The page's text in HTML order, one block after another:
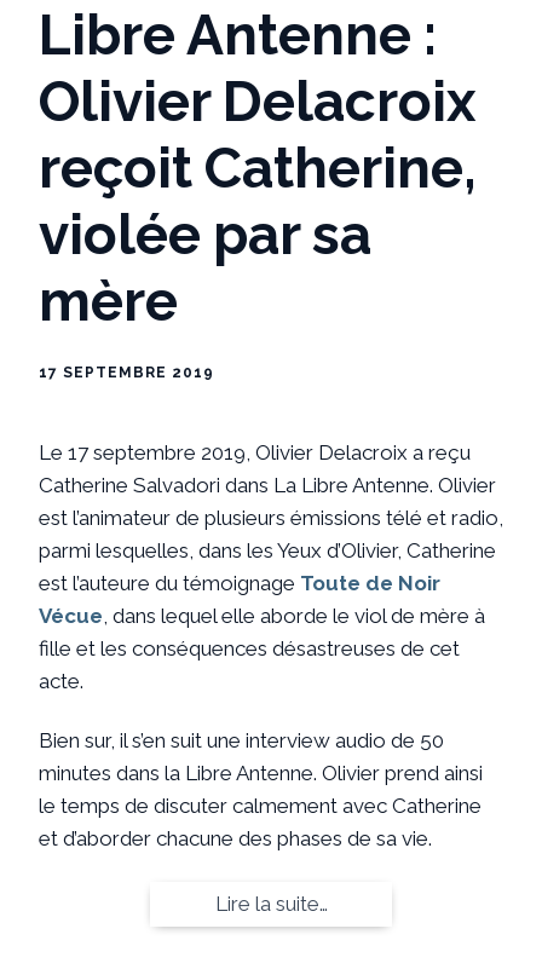
Libre Antenne :
Olivier Delacroix
reçoit Catherine,
violée par sa
mère
17 SEPTEMBRE 2019
Le 17 septembre 2019, Olivier Delacroix a reçu
Catherine Salvadori dans La Libre Antenne. Olivier
est l’animateur de plusieurs émissions télé et radio,
parmi lesquelles, dans les Yeux d’Olivier, Catherine
est l’auteure du témoignage Toute de Noir
Vécue , dans lequel elle aborde le viol de mère à
fille et les conséquences désastreuses de cet
acte.
Bien sur, il s’en suit une interview audio de 50
minutes dans la Libre Antenne. Olivier prend ainsi
le temps de discuter calmement avec Catherine
et d’aborder chacune des phases de sa vie.
Lire la suite…